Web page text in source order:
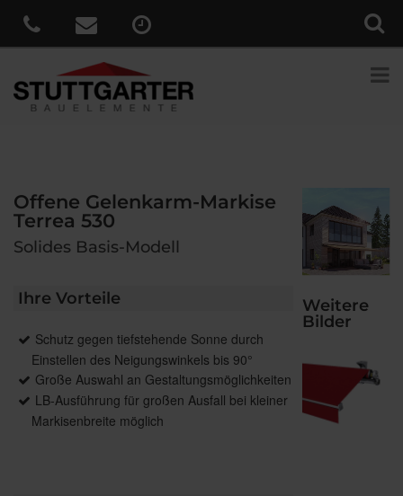
Offene Gelenkarm-Markise
Terrea 530
Solides Basis-Modell
Ihre Vorteile
Schutz gegen tiefstehende Sonne durch
Einstellen des Neigungswinkels bis 90°
Große Auswahl an Gestaltungsmöglichkeiten
LB-Ausführung für großen Ausfall bei kleiner
Markisenbreite möglich
Weitere
Bilder